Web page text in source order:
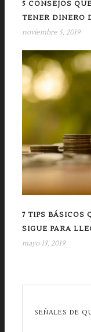
5 CONSEJOS
TENER DINERO
noviembre 5, 2019
7 TIPS BÁSICOS
SIGUE PARA
mayo 13, 2019
SEÑALES DE